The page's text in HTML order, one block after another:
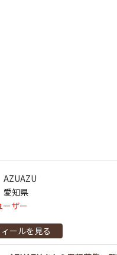
AZUAZU
愛知県
ーザー
ールを見る